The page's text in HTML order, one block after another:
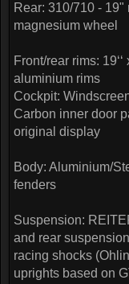
Rear: 310/710 -
magnesium wheel
Front/rear rims:
aluminium rims
Cockpit:
Carbon inner door
original display
Body: Aluminium/
fenders
Suspension:
and rear
racing shocks
uprights based on